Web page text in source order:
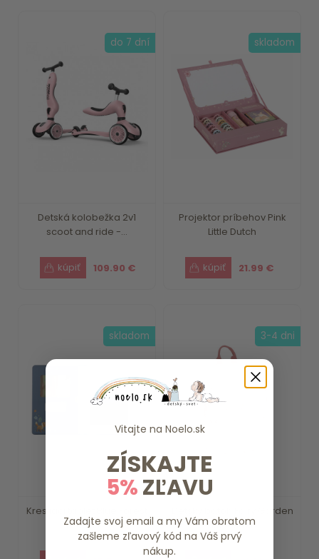
Detská kolobežka 2v1
scoot and ride -...
109.90 €
do 7 dní
Projektor príbehov Pink
Little Dutch
21.99 €
skladom
Kresliaci tablet Blue Forest
Friends ...
skladom
Detský batoh Fairy Garden
Little Dutch
3-4 dni
Vitajte na Noelo.sk
ZÍSKAJTE
5%ZĽAVU
Zadajte svoj email a my Vám obratom
zašleme zľavový kód na Váš prvý
nákup.